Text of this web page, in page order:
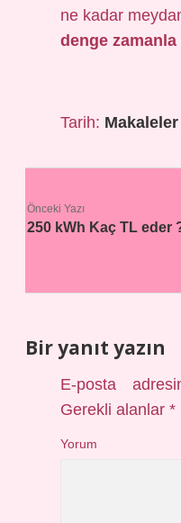
ne kadar
denge
Tarih: Makaleler
Önceki Yazı
250 kWh Kaç TL eder
Bir yanıt yazın
E-posta
Gerekli alanlar*
Yorum